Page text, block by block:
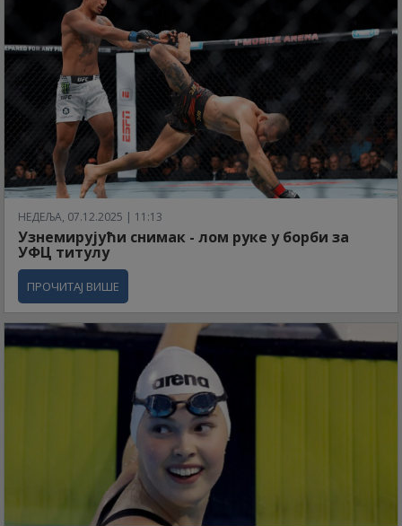
НЕДЕЉА, 07.12.2025 | 11:13
Узнемирујући снимак - лом руке у борби за
УФЦ титулу
ПРОЧИТАЈ ВИШЕ